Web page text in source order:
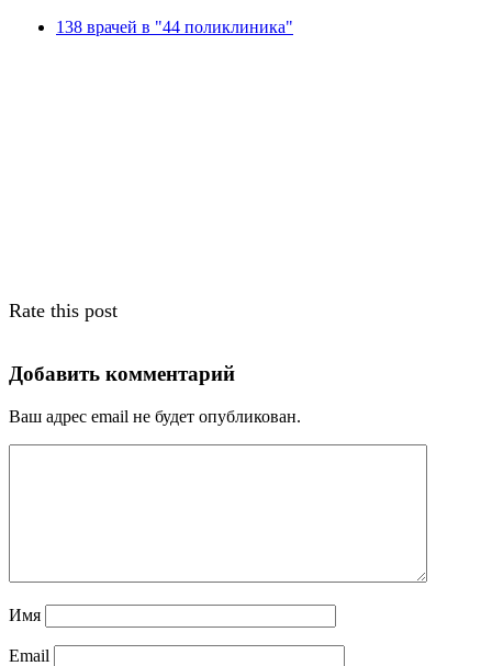
138 врачей в "44 поликлиника"
Rate this post
Добавить комментарий
Ваш адрес email не будет опубликован.
Имя
Email